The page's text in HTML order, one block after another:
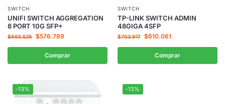
SWITCH
UNIFI SWITCH AGGREGATION
8 PORT 10G SFP+
$665.526 $576.789
Comprar
SWITCH
TP-LINK SWITCH ADMIN
48GIGA 4SFP
$703.917 $610.061
Comprar
-13% -13%